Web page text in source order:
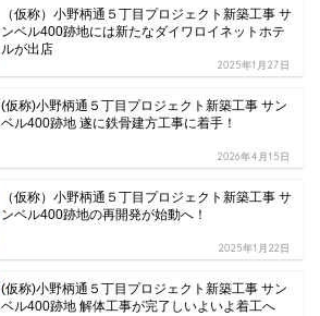
（仮称）小野柄通５丁目プロジェクト新築工事 サ
ンベル400跡地には新たなダイワロイネットホテ
ルが出店
2025年1月27日
(仮称)小野柄通５丁目プロジェクト新築工事 サン
ベル400跡地 遂に鉄骨建方工事に着手！
2026年4月15日
（仮称）小野柄通５丁目プロジェクト新築工事 サ
ンベル400跡地の再開発が始動へ！
2025年1月22日
(仮称)小野柄通５丁目プロジェクト新築工事 サン
ベル400跡地 解体工事が完了しいよいよ着工へ